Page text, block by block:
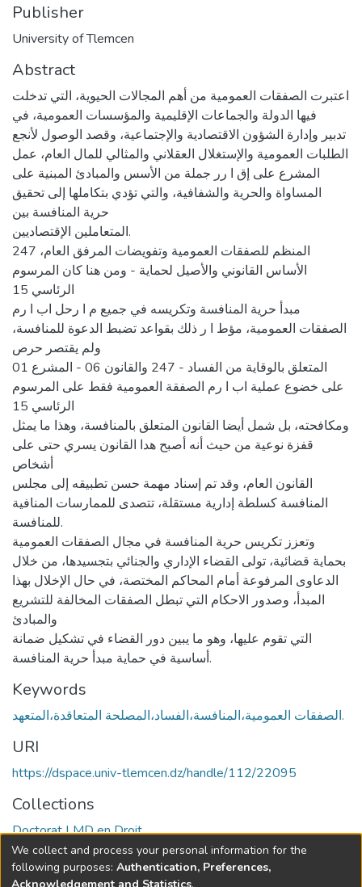
Publisher
University of Tlemcen
Abstract
اعتبرت الصفقات العمومیة من أهم المجالات الحیویة، التي تدخلت
فیها الدولة والجماعات الإقلیمیة والمؤسسات العمومیة، في
تدبیر وإدارة الشؤون الاقتصادیة والإجتماعیة، وقصد الوصول لأنجع
الطلبات العمومیة والإستغلال العقلاني والمثالي للمال العام، عمل
المشرع على إق ا رر جملة من الأسس والمبادئ المبنیة على
المساواة والحریة والشفافیة، والتي تؤدي بتكاملها إلى تحقیق
حریة المنافسة بین
المتعاملین الإقتصادیین.
247 المنظم للصفقات العمومیة وتفویضات المرفق العام،
الأساس القانوني والأصیل لحمایة - ومن هنا كان المرسوم
الرئاسي 15
مبدأ حریة المنافسة وتكریسه في جمیع م ا رحل اب ا رم
الصفقات العمومیة، مؤط ا ر ذلك بقواعد تضبط الدعوة للمنافسة،
ولم یقتصر حرص
01 المتعلق بالوقایة من الفساد - 247 والقانون 06 - المشرع
على خضوع عملیة اب ا رم الصفقة العمومیة فقط على المرسوم
الرئاسي 15
ومكافحته، بل شمل أیضا القانون المتعلق بالمنافسة، وهذا ما یمثل
قفزة نوعیة من حیث أنه أصبح هدا القانون یسري حتى على
أشخاص
القانون العام، وقد تم إسناد مهمة حسن تطبیقه إلى مجلس
المنافسة كسلطة إداریة مستقلة، تتصدى للممارسات المنافیة
للمنافسة.
وتعزز تكریس حریة المنافسة في مجال الصفقات العمومیة
بحمایة قضائیة، تولى القضاء الإداري والجنائي بتجسیدها، من خلال
الدعاوى المرفوعة أمام المحاكم المختصة، في حال الإخلال بهذا
المبدأ، وصدور الاحكام التي تبطل الصفقات المخالفة للتشریع
والمبادئ
التي تقوم علیها، وهو ما یبین دور القضاء في تشكیل ضمانة
أساسیة في حمایة مبدأ حریة المنافسة.
Keywords
الصفقات العمومیة،المنافسة،الفساد،المصلحة المتعاقدة،المتعهد.
URI
https://dspace.univ-tlemcen.dz/handle/112/22095
Collections
Doctorat LMD en Droit
Full item page
We collect and process your personal information for the
following purposes: Authentication, Preferences,